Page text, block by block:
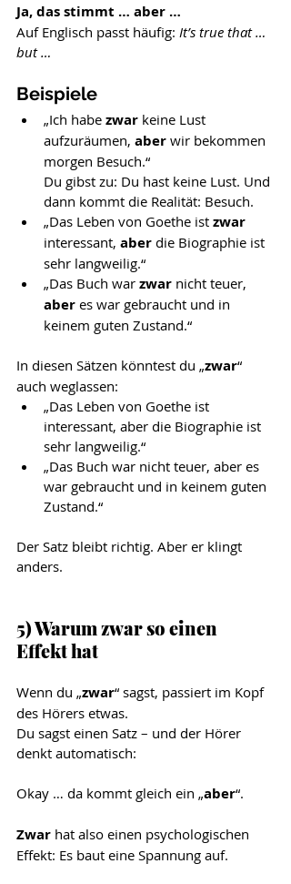
Ja, das stimmt … aber …
Auf Englisch passt häufig: It’s true that …
but …
Beispiele
„Ich habe zwar keine Lust
aufzuräumen, aber wir bekommen
morgen Besuch.“
Du gibst zu: Du hast keine Lust. Und
dann kommt die Realität: Besuch.
„Das Leben von Goethe ist zwar
interessant, aber die Biographie ist
sehr langweilig.“
„Das Buch war zwar nicht teuer,
aber es war gebraucht und in
keinem guten Zustand.“
In diesen Sätzen könntest du „zwar“
auch weglassen:
„Das Leben von Goethe ist
interessant, aber die Biographie ist
sehr langweilig.“
„Das Buch war nicht teuer, aber es
war gebraucht und in keinem guten
Zustand.“
Der Satz bleibt richtig. Aber er klingt
anders.
5) Warum zwar so einen
Effekt hat
Wenn du „zwar“ sagst, passiert im Kopf
des Hörers etwas.
Du sagst einen Satz – und der Hörer
denkt automatisch:
Okay … da kommt gleich ein „aber“.
Zwar hat also einen psychologischen
Effekt: Es baut eine Spannung auf.